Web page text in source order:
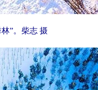
”。柴志 摄